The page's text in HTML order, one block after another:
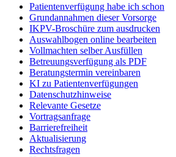
Patientenverfügung habe ich schon
Grundannahmen dieser Vorsorge
IKPV-Broschüre zum ausdrucken
Auswahlbogen online bearbeiten
Vollmachten selber Ausfüllen
Betreuungsverfügung als PDF
Beratungstermin vereinbaren
KI zu Patientenverfügungen
Datenschutzhinweise
Relevante Gesetze
Vortragsanfrage
Barrierefreiheit
Aktualisierung
Rechtsfragen